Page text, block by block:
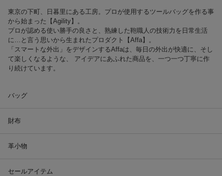
東京の下町、日暮里にある工房。プロが使用するツールバッグを作る事
から始まった【Agility】。
プロが認める使い勝手の良さと、熟練した鞄職人の技術力を日常生活
に…と言う思いから生まれたプロダクト【Affa】。
「スマートな外出」をデザインするAffaは、毎日の外出が快適に、そし
て楽しくなるような、 アイデアにあふれた商品を、一つ一つ丁寧に作
り続けています。
バッグ
財布
革小物
セールアイテム